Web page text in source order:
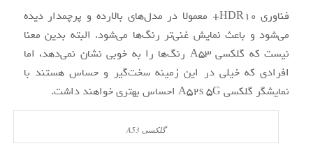
فناوری HDR10+ معمولا در مدل‌های بالارده و پرچمدار دیده
می‌شود و باعث نمایش غنی‌تر رنگ‌ها می‌شود. البته بدین معنا
نیست که گلکسی A53 رنگ‌ها را به خوبی نشان نمی‌دهد، اما
افرادی که خیلی در این زمینه سخت‌گیر و حساس هستند با
نمایشگر گلکسی A52s 5G احساس بهتری خواهند داشت.
گلکسی A53